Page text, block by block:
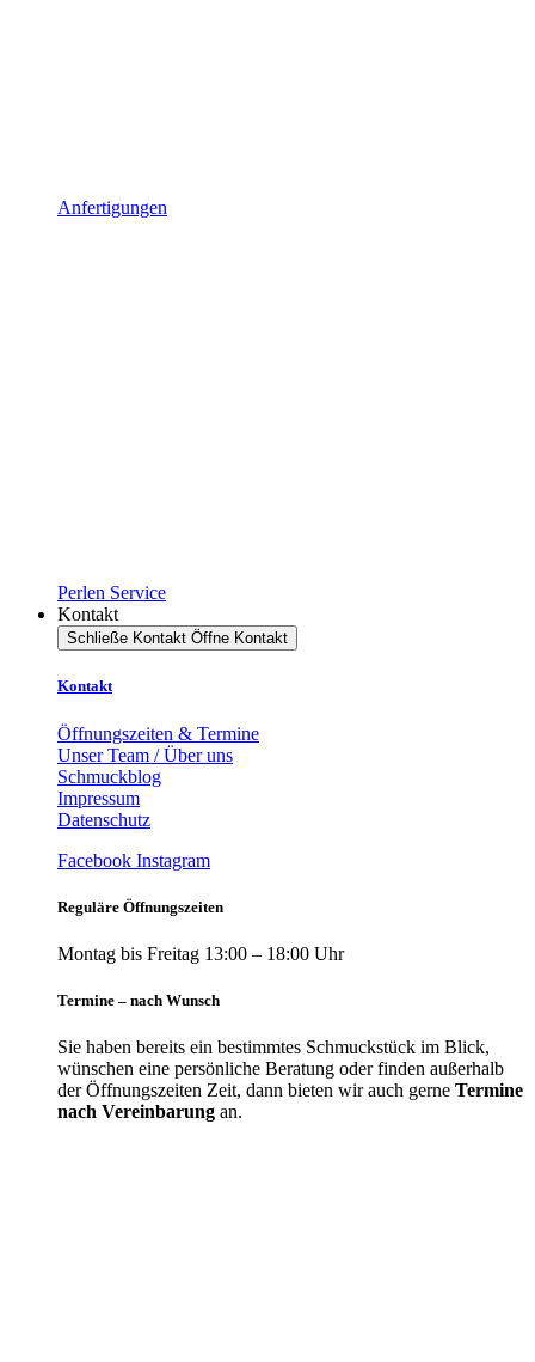
Anfertigungen
Perlen Service
Kontakt
Schließe Kontakt Öffne Kontakt
Kontakt
Öffnungszeiten & Termine
Unser Team / Über uns
Schmuckblog
Impressum
Datenschutz
Facebook Instagram
Reguläre Öffnungszeiten
Montag bis Freitag 13:00 – 18:00 Uhr
Termine – nach Wunsch
Sie haben bereits ein bestimmtes Schmuckstück im Blick,
wünschen eine persönliche Beratung oder finden außerhalb
der Öffnungszeiten Zeit, dann bieten wir auch gerne Termine
nach Vereinbarung an.